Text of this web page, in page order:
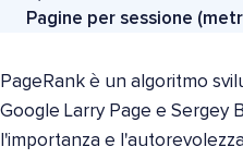
Pagine per sessione
PageRank è un algoritmo
Google Larry Page e Sergey
l'importanza e